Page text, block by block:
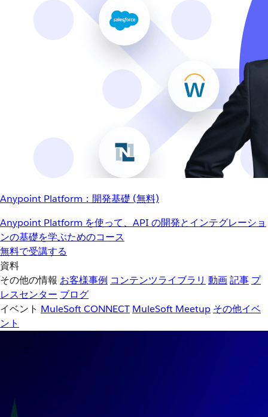
Anypoint Platform：開発基礎 (無料)
Anypoint Platform を使って、API の開発とインテグレーショ
ンの基礎を学ぶためのコース
無料で受講する
資料
その他の情報 お客様事例 コンテンツライブラリ 動画記事 プ
レスセンター ブログ
イベント MuleSoft CONNECT MuleSoft Meetup その他イベ
ント